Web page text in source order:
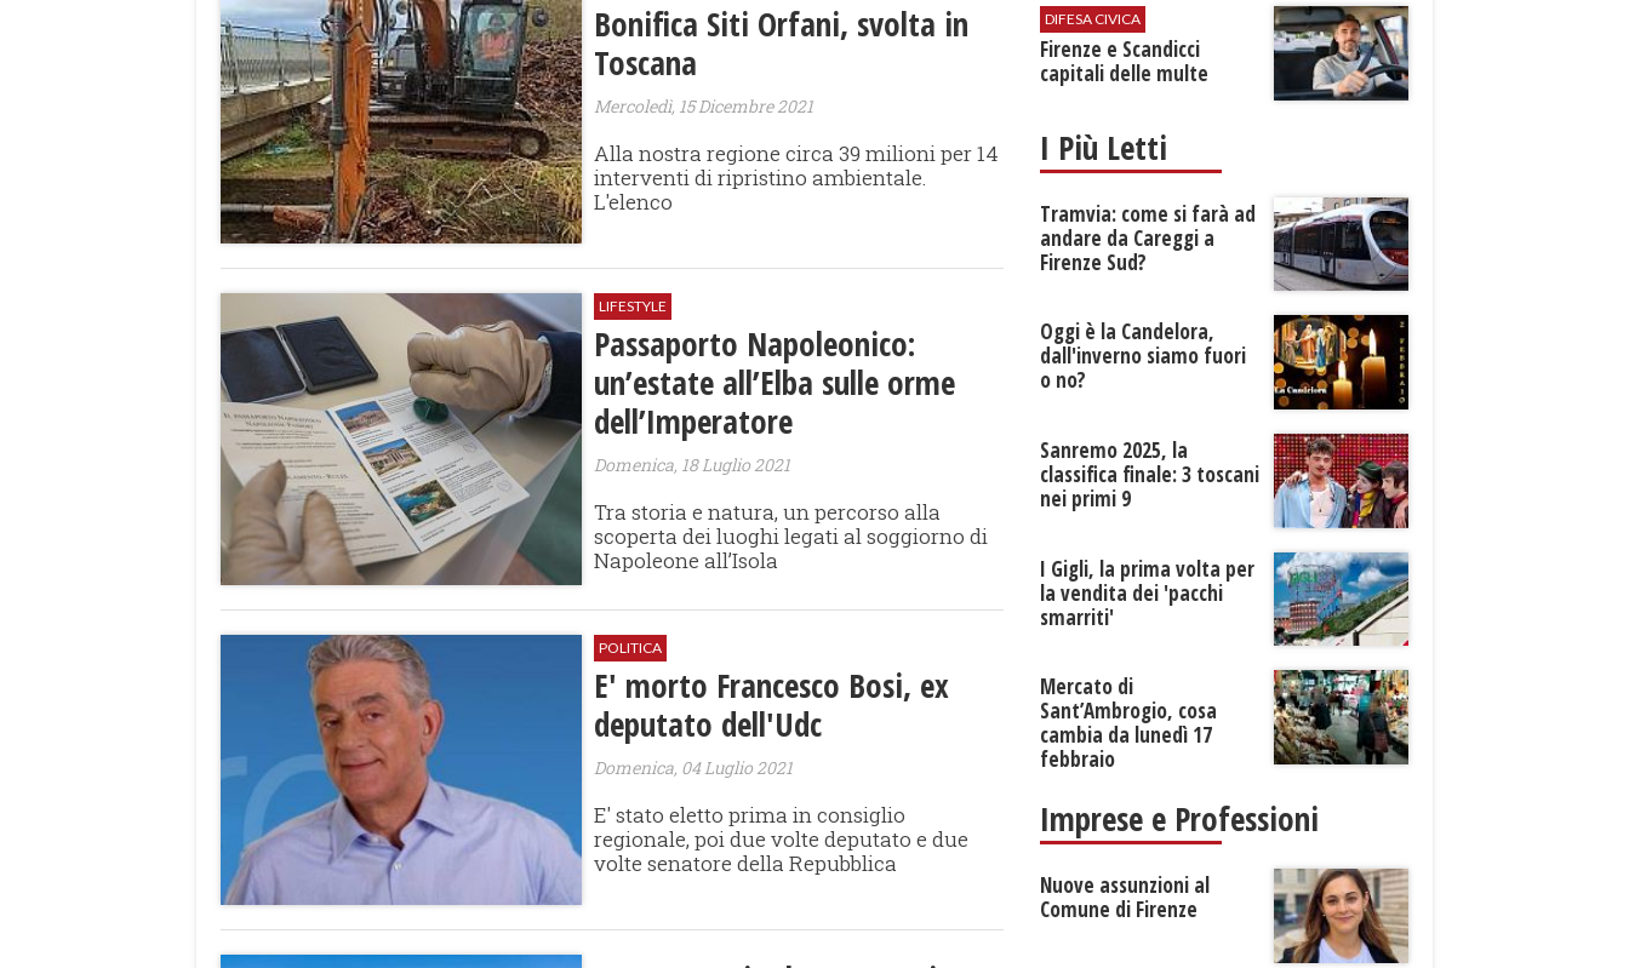
Bonifica Siti Orfani, svolta in
Toscana
Mercoledì, 15 Dicembre 2021
Alla nostra regione circa 39 milioni per 14
interventi di ripristino ambientale.
L'elenco
LIFESTYLE
Passaporto Napoleonico:
un’estate all’Elba sulle orme
dell’Imperatore
Domenica, 18 Luglio 2021
Tra storia e natura, un percorso alla
scoperta dei luoghi legati al soggiorno di
Napoleone all’Isola
POLITICA
E' morto Francesco Bosi, ex
deputato dell'Udc
Domenica, 04 Luglio 2021
E' stato eletto prima in consiglio
regionale, poi due volte deputato e due
volte senatore della Repubblica
DIFESA CIVICA
Firenze e Scandicci
capitali delle multe
I Più Letti
Tramvia: come si farà ad
andare da Careggi a
Firenze Sud?
Oggi è la Candelora,
dall'inverno siamo fuori
o no?
Sanremo 2025, la
classifica finale: 3 toscani
nei primi 9
I Gigli, la prima volta per
la vendita dei 'pacchi
smarriti'
Mercato di
Sant’Ambrogio, cosa
cambia da lunedì 17
febbraio
Imprese e Professioni
Nuove assunzioni al
Comune di Firenze